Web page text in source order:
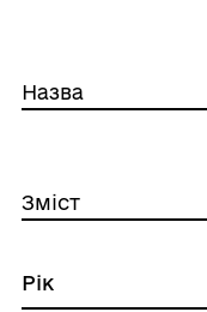
Назва
Зміст